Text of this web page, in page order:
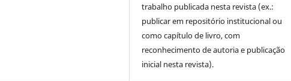
trabalho publicada nesta revista (ex.:
publicar em repositório institucional ou
como capítulo de livro, com
reconhecimento de autoria e publicação
inicial nesta revista).